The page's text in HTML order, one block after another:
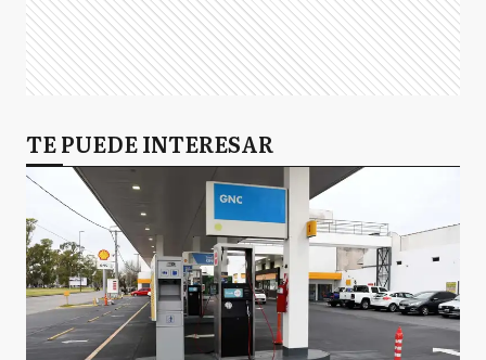
GL Gral. Las Heras
H Hurlingham
I Ituzaingó
JC José C. Paz
TE PUEDE INTERESAR